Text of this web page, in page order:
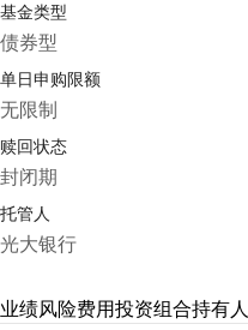
基金类型
债券型
单日申购限额
无限制
赎回状态
封闭期
托管人
光大银行
业绩风险费用投资组合持有人